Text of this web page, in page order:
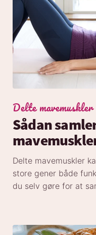
Delte mavemuskler
Sådan
Delte mavemuskler
store gener både
du selv gøre for at